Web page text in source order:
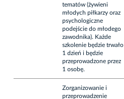
tematów (żywieni
młodych piłkarzy oraz
psychologiczne
podejście do młodego
zawodnika). Każde
szkolenie będzie trwało
1 dzień i będzie
przeprowadzone przez
1 osobę.
Zorganizowanie i
przeprowadzenie